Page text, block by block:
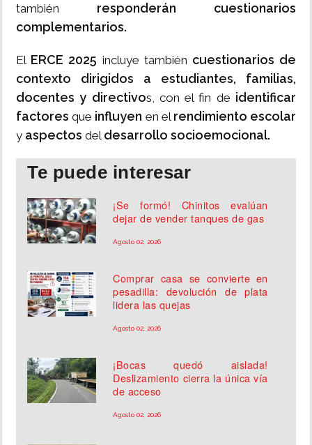
también responderán cuestionarios
complementarios.
El ERCE 2025 incluye también cuestionarios de
contexto dirigidos a estudiantes, familias,
docentes y directivos, con el fin de identificar
factoresque influyen en el rendimiento escolar
y aspectos del desarrollo socioemocional.
Te puede interesar
¡Se formó! Chinitos evalúan
dejar de vender tanques de gas
Agosto 02, 2026
Comprar casa se convierte en
pesadilla: devolución de plata
lidera las quejas
Agosto 02, 2026
¡Bocas quedó aislada!
Deslizamiento cierra la única vía
de acceso
Agosto 02, 2026